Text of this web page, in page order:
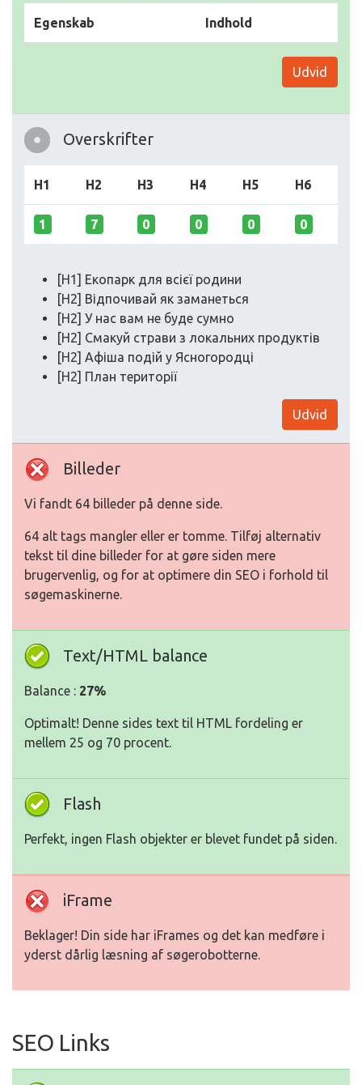
Egenskab Indhold
Udvid
Overskrifter
H1 H2 H3 H4 H5 H6
1 7 0 0 0 0
[H1] Екопарк для всієї родини
[H2] Відпочивай як заманеться
[H2] У нас вам не буде сумно
[H2] Смакуй страви з локальних продуктів
[H2] Афіша подій у Ясногородці
[H2] План території
Udvid
Billeder
Vi fandt 64 billeder på denne side.
64 alt tags mangler eller er tomme. Tilføj alternativ
tekst til dine billeder for at gøre siden mere
brugervenlig, og for at optimere din SEO i forhold til
søgemaskinerne.
Text/HTML balance
Balance : 27%
Optimalt! Denne sides text til HTML fordeling er
mellem 25 og 70 procent.
Flash
Perfekt, ingen Flash objekter er blevet fundet på siden.
iFrame
Beklager! Din side har iFrames og det kan medføre i
yderst dårlig læsning af søgerobotterne.
SEO Links